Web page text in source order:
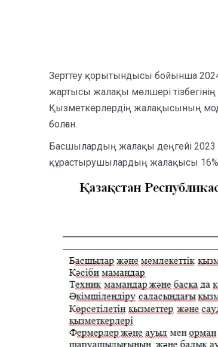
Зерттеу қорытындысы бойынша
жартысы жалақы мөлшері тізбегінің
Қызметкерлердің жалақысының
болған.
Басшылардың жалақы деңгейі 2023
құрастырушылардың жалақысы